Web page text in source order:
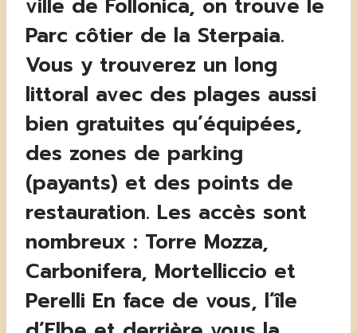
ville de Follonica, on trouve le
Parc côtier de la Sterpaia.
Vous y trouverez un long
littoral avec des plages aussi
bien gratuites qu’équipées,
des zones de parking
(payants) et des points de
restauration. Les accès sont
nombreux : Torre Mozza,
Carbonifera, Mortelliccio et
Perelli En face de vous, l’île